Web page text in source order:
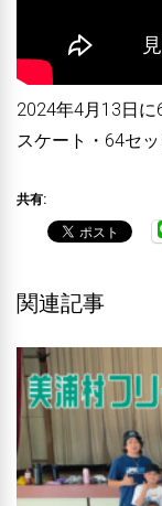
2024年4月13日
スケート・64セ
共有:
関連記事